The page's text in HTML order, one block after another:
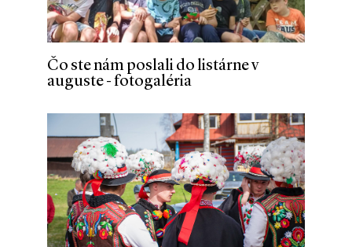
Čo ste nám poslali do listárne v
auguste - fotogaléria